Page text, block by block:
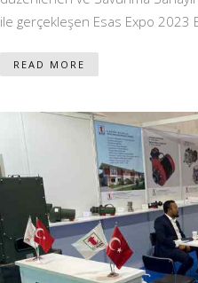
ile gerçekleşen Esas Expo 2023
READ MORE